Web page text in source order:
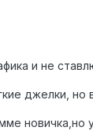
и не
джелки, но